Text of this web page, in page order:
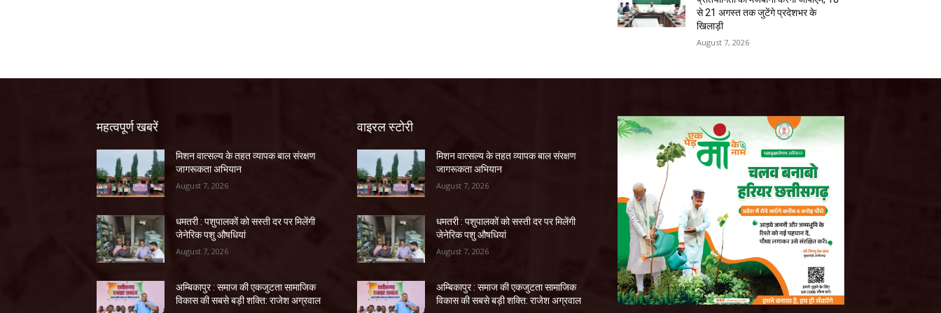
से 21 अगस्त तक जुटेंगे प्रदेशभर के
खिलाड़ी
August 7, 2026
महत्वपूर्ण खबरें
मिशन वात्सल्य के तहत व्यापक बाल संरक्षण
जागरूकता अभियान
August 7, 2026
धमतरी : पशुपालकों को सस्ती दर पर मिलेंगी
जेनेरिक पशु औषधियां
August 7, 2026
अम्बिकापुर : समाज की एकजुटता सामाजिक
विकास की सबसे बड़ी शक्ति: राजेश अग्रवाल
वाइरल स्टोरी
मिशन वात्सल्य के तहत व्यापक बाल संरक्षण
जागरूकता अभियान
August 7, 2026
धमतरी : पशुपालकों को सस्ती दर पर मिलेंगी
जेनेरिक पशु औषधियां
August 7, 2026
अम्बिकापुर : समाज की एकजुटता सामाजिक
विकास की सबसे बड़ी शक्ति: राजेश अग्रवाल